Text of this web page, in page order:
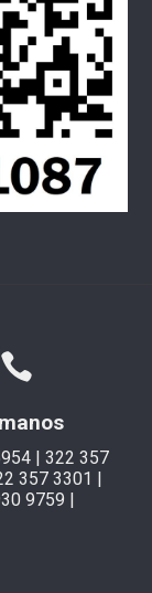
| 322 357
357 3301 |
9759 |